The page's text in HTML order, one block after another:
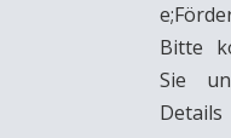
Bitte
Sie
Details